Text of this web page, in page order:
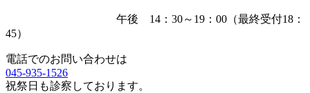
午後 14：30～19：00（最終受付18：
45）
電話でのお問い合わせは
045-935-1526
祝祭日も診察しております。